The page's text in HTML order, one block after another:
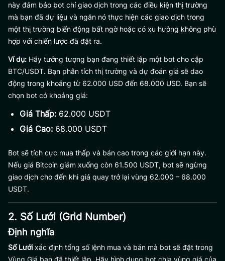
này đảm bảo bot chỉ giao dịch trong các điều kiện thị trường
mà bạn đã dự liệu và ngăn nó thực hiện các giao dịch trong
một thị trường biến động bất ngờ hoặc có xu hướng không phù
hợp với chiến lược đã đặt ra.
Ví dụ: Hãy tưởng tượng bạn đang thiết lập một bot cho cặp
BTC/USDT. Bạn phân tích thị trường và dự đoán giá sẽ dao
động trong khoảng từ 62.000 USD đến 68.000 USD. Bạn sẽ
chọn bot có khoảng giá:
Giá Thấp: 62.000 USDT
Giá Cao: 68.000 USDT
Bot sẽ tích cực mua thấp và bán cao trong các giới hạn này.
Nếu giá Bitcoin giảm xuống còn 61.500 USDT, bot sẽ ngừng
giao dịch cho đến khi giá quay trở lại vùng 62.000 – 68.000
USDT.
2. Số Lưới (Grid Number)
Định nghĩa
Số Lưới xác định tổng số lệnh mua và bán mà bot sẽ đặt trong
Vùng Giá bạn đã thiết lập. Hãy hình dung bot chia vùng giá của